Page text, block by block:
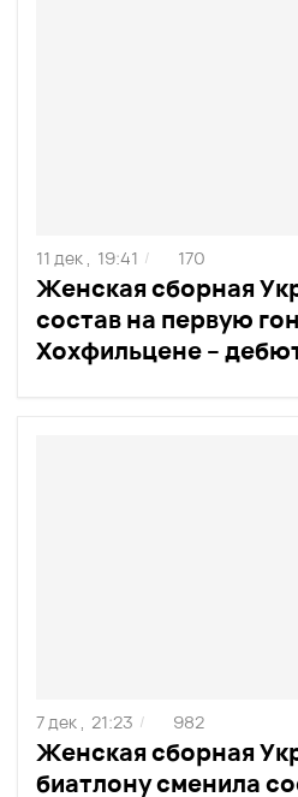
Женская сборная
состав на первую
Хохфильцене –
11 дек , 19:41 / 170
Женская сборная
биатлону сменила
7 дек , 21:23 / 982